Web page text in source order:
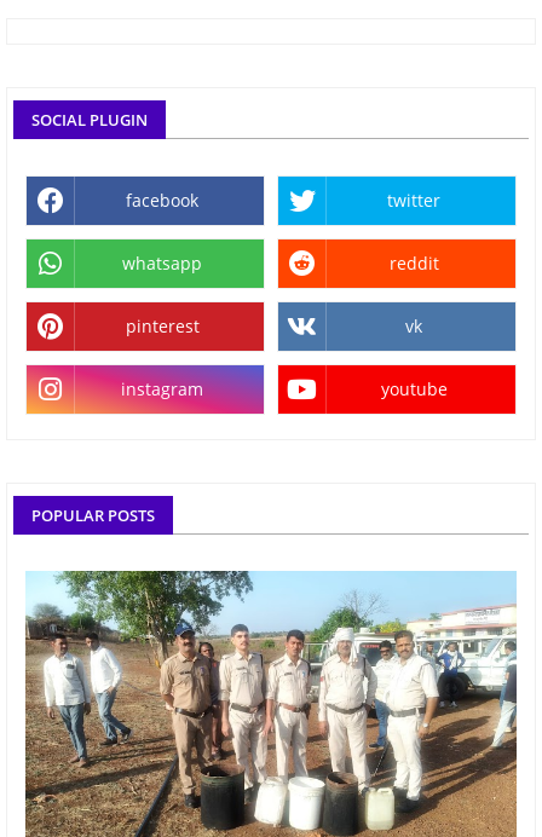
SOCIAL PLUGIN
facebook twitter
whatsapp reddit
pinterest vk
instagram youtube
POPULAR POSTS